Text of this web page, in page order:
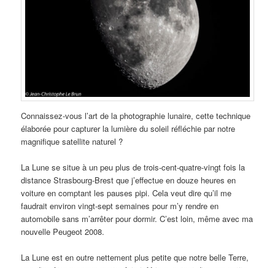
Connaissez-vous l’art de la photographie lunaire, cette technique
élaborée pour capturer la lumière du soleil réfléchie par notre
magnifique satellite naturel ?
La Lune se situe à un peu plus de trois-cent-quatre-vingt fois la
distance Strasbourg-Brest que j’effectue en douze heures en
voiture en comptant les pauses pipi. Cela veut dire qu’il me
faudrait environ vingt-sept semaines pour m’y rendre en
automobile sans m’arrêter pour dormir. C’est loin, même avec ma
nouvelle Peugeot 2008.
La Lune est en outre nettement plus petite que notre belle Terre,